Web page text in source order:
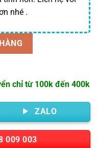
nhé .
chỉ từ 100k đến 400k
ZALO
009 003